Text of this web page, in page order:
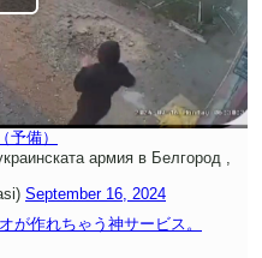
（予備）
армия в Белгород ,
September 16, 2024
が作れちゃう神サービス。